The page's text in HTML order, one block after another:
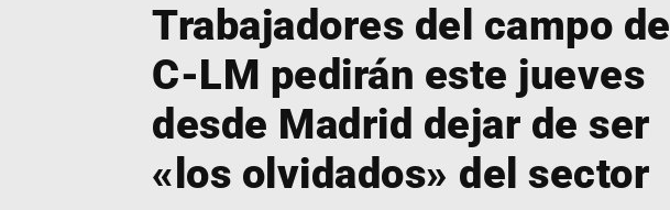
Trabajadores del campo de
C-LM pedirán este jueves
desde Madrid dejar de ser
«los olvidados» del sector